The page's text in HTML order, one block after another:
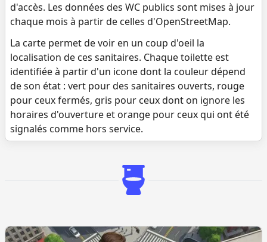
d'accès. Les données des WC publics sont mises à jour
chaque mois à partir de celles d'OpenStreetMap.
La carte permet de voir en un coup d'oeil la
localisation de ces sanitaires. Chaque toilette est
identifiée à partir d'un icone dont la couleur dépend
de son état : vert pour des sanitaires ouverts, rouge
pour ceux fermés, gris pour ceux dont on ignore les
horaires d'ouverture et orange pour ceux qui ont été
signalés comme hors service.